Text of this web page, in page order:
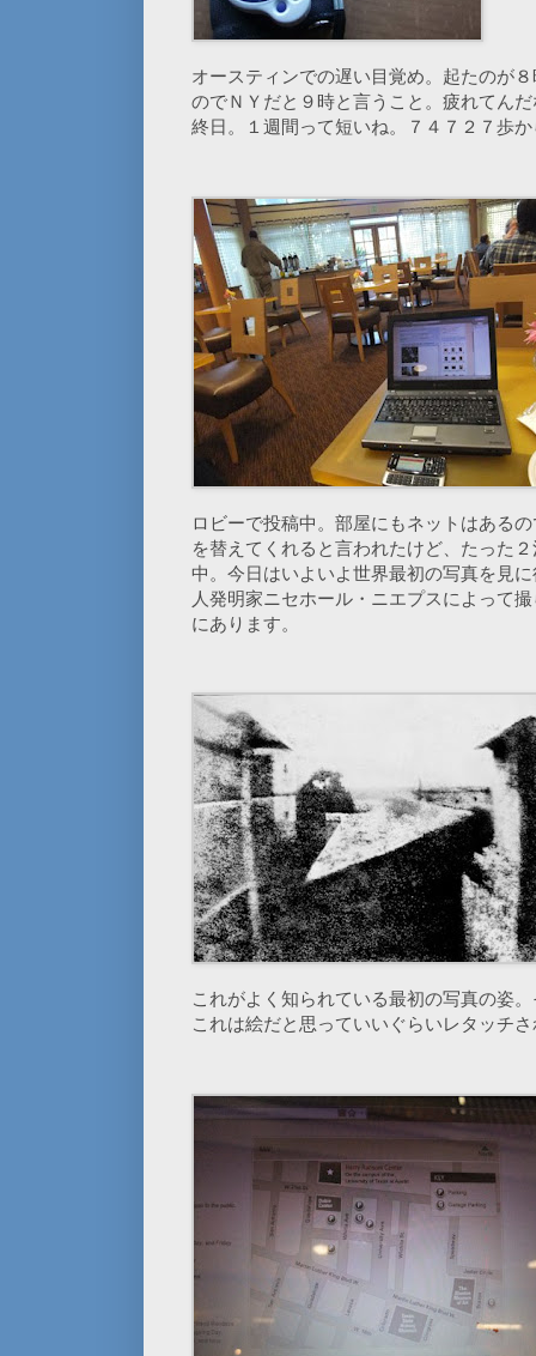
オースティンでの遅い目覚め。起たのが
のでＮＹだと９時と言うこと。疲れてん
終日。１週間って短いね。７４７２７歩
ロビーで投稿中。部屋にもネットはある
を替えてくれると言われたけど、たった
中。今日はいよいよ世界最初の写真を見
人発明家ニセホール・ニエプスによって
にあります。
これがよく知られている最初の写真の姿
これは絵だと思っていいぐらいレタッチ